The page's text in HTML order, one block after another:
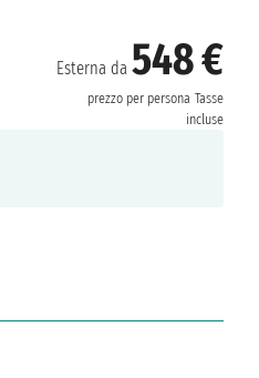
Esterna da 548 €
prezzo per persona Tasse
incluse